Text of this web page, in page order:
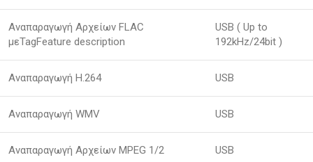
Αναπαραγωγή Αρχείων FLAC
μεTagFeature description
USB ( Up to
192kHz/24bit )
Αναπαραγωγή H.264 USB
Αναπαραγωγή WMV USB
Αναπαραγωγή Αρχείων MPEG 1/2 USB